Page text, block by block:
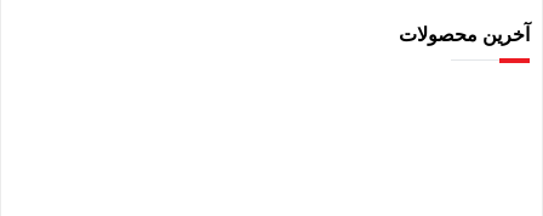
آخرین محصولات